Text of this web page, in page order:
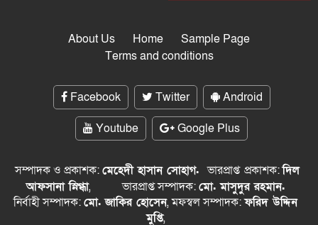
About Us Home
Sample Page
Terms and conditions
Facebook Twitter
Android
Youtube
Google Plus
সম্পাদক ও প্রকাশক:মেহেদী হাসান সোহাগ.ভারপ্রাপ্ত প্রকাশক:দিল
আফসানা স্নিগ্ধা, ভারপ্রাপ্ত সম্পাদক:মো. মাসুদুর রহমান.
নির্বাহী সম্পাদক:মো. জাকির হোসেন, মফস্বল সম্পাদক:ফরিদ উদ্দিন
মুপ্তি,